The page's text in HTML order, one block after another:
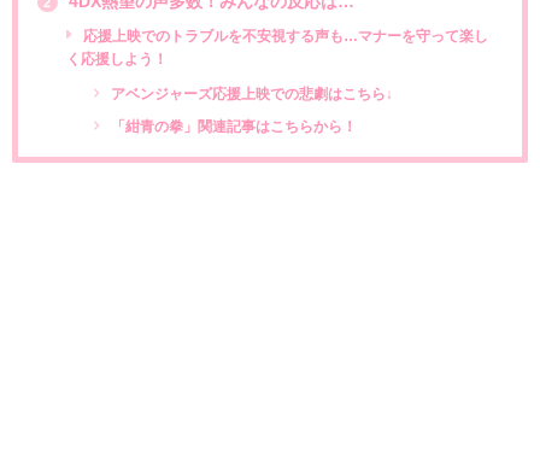
応援上映でのトラブルを不安視する声も…マナーを守って楽し
く応援しよう！
アベンジャーズ応援上映での悲劇はこちら↓
「紺青の拳」関連記事はこちらから！